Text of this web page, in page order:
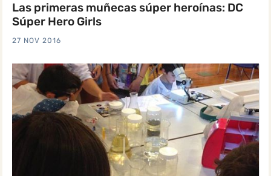
Las primeras muñecas súper heroínas: DC
Súper Hero Girls
27 NOV 2016